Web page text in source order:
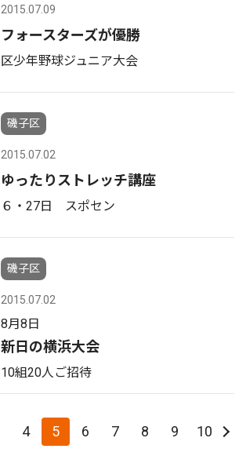
2015.07.09
フォースターズが優勝
区少年野球ジュニア大会
磯子区
2015.07.02
ゆったりストレッチ講座
６・27日 スポセン
磯子区
2015.07.02
8月8日
新日の横浜大会
10組20人ご招待
4 5 6 7 8 9 10